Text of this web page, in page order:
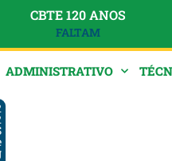
CBTE 120 ANOS
FALTAM
ADMINISTRATIVO